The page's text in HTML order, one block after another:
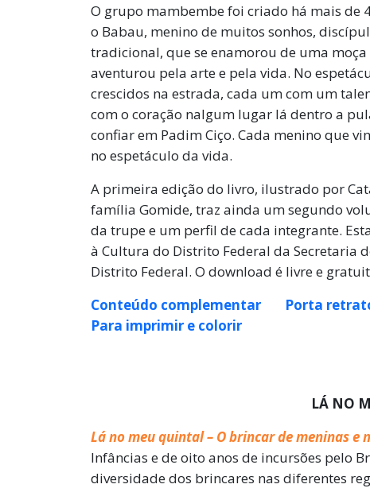
O grupo mambembe foi criado há mais de
o Babau, menino de muitos sonhos,
tradicional, que se enamorou de uma
aventurou pela arte e pela vida. No
crescidos na estrada, cada um com um
com o coração nalgum lugar lá dentro a
confiar em Padim Ciço. Cada menino que
no espetáculo da vida.
A primeira edição do livro, ilustrado por
família Gomide, traz ainda um segundo
da trupe e um perfil de cada integrante.
à Cultura do Distrito Federal da Secretaria
Distrito Federal. O download é livre e
Conteúdo complementar
Porta
Para imprimir e colorir
LÁ NO
Lá no meu quintal – O brincar de meninas e
Infâncias e de oito anos de incursões pelo
diversidade dos brincares nas diferentes